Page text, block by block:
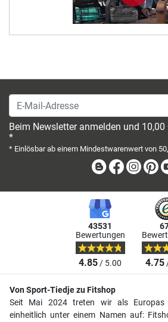
E-Mail-Adresse
Beim Newsletter anmelden und
*
* Einlösbar ab einem Mindestwarenwert von
BlogFacebook
43531
Bewertungen
4.85/ 5.00 4.75
Von Sport-Tiedje zu Fitshop
Seit Mai 2024 treten wir als
einheitlich unter einem Namen auf: